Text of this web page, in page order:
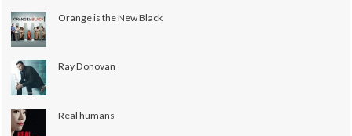
Orange is the New Black
Ray Donovan
Real humans